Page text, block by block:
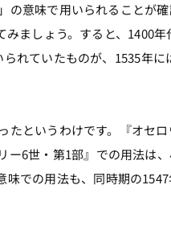
意味で用いられることが
ましょう。すると、1400
れていたものが、1535年に
というわけです。『オセ
6世・第1部』での用法は、
での用法も、同時期の